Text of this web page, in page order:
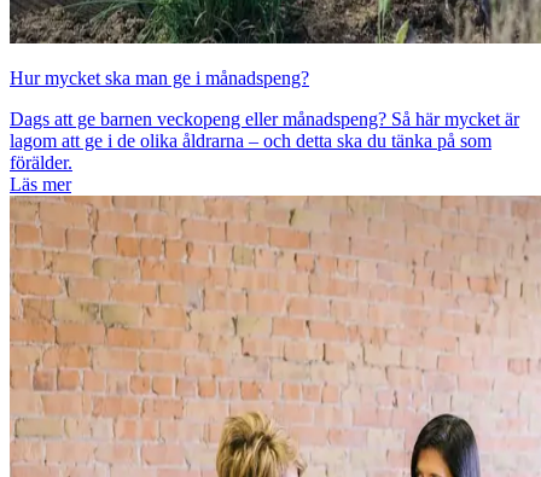
Hur mycket ska man ge i månadspeng?
Dags att ge barnen veckopeng eller månadspeng? Så här mycket är
lagom att ge i de olika åldrarna – och detta ska du tänka på som
förälder.
Läs mer